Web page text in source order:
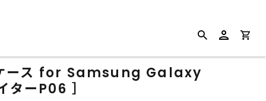
ース for Samsung Galaxy
ターP06 ］